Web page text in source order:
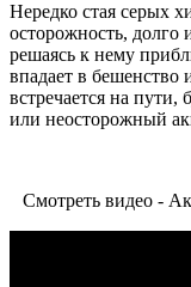
Нередко стая серых
осторожность,
решаясь к нему
впадает в бешенство
встречается на
или неосторожный
Смотреть видео -